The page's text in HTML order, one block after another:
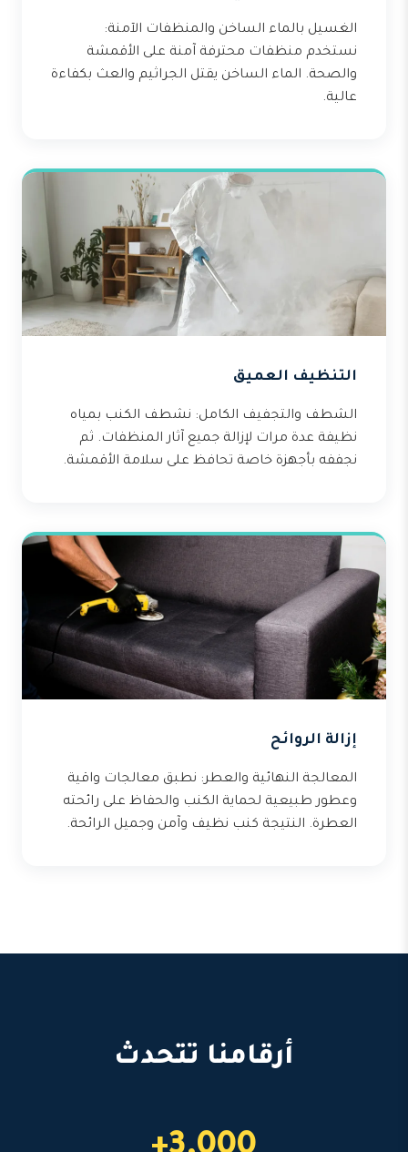
الغسيل بالماء الساخن والمنظفات الآمنة:
نستخدم منظفات محترفة آمنة على الأقمشة
والصحة. الماء الساخن يقتل الجراثيم والعث بكفاءة
عالية.
التنظيف العميق
الشطف والتجفيف الكامل: نشطف الكنب بمياه
نظيفة عدة مرات لإزالة جميع آثار المنظفات. ثم
نجففه بأجهزة خاصة تحافظ على سلامة الأقمشة.
إزالة الروائح
المعالجة النهائية والعطر: نطبق معالجات واقية
وعطور طبيعية لحماية الكنب والحفاظ على رائحته
العطرة. النتيجة كنب نظيف وآمن وجميل الرائحة.
أرقامنا تتحدث